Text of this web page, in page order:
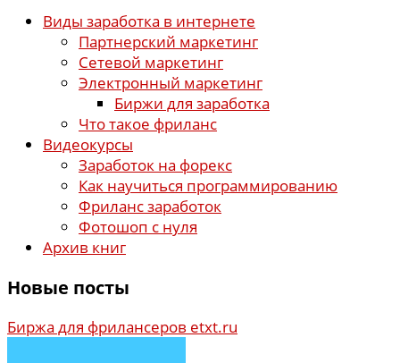
Виды заработка в интернете
Партнерский маркетинг
Сетевой маркетинг
Электронный маркетинг
Биржи для заработка
Что такое фриланс
Видеокурсы
Заработок на форекс
Как научиться программированию
Фриланс заработок
Фотошоп с нуля
Архив книг
Новые посты
Биржа для фрилансеров etxt.ru